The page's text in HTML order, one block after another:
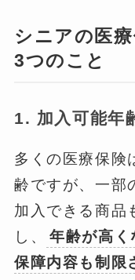
シニアの医
3つのこと
1. 加入可能年
多くの医療保険
齢ですが、一部
加入できる商品
し、
年齢が高く
保障内容も制限